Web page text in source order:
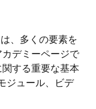
、多くの要素を
デミーページで
する重要な基本
ジュール、ビデ